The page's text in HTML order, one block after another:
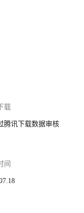
载
腾讯下载数据审核
间